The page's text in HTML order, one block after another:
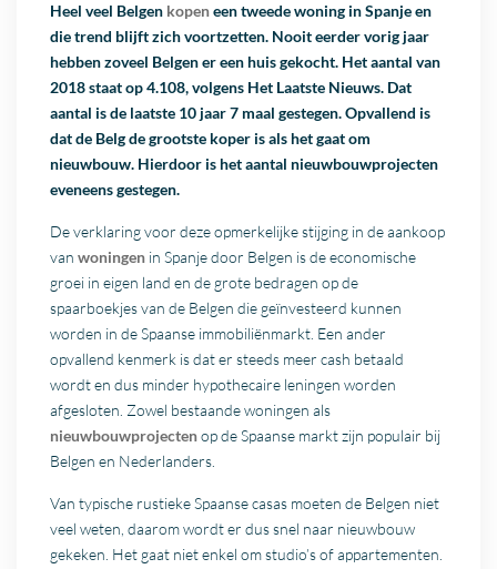
Heel veel Belgen kopeneen tweede woning in Spanje en
die trend blijft zich voortzetten. Nooit eerder vorig jaar
hebben zoveel Belgen er een huis gekocht. Het aantal van
2018 staat op 4.108, volgens Het Laatste Nieuws. Dat
aantal is de laatste 10 jaar 7 maal gestegen. Opvallend is
dat de Belg de grootste koper is als het gaat om
nieuwbouw. Hierdoor is het aantal nieuwbouwprojecten
eveneens gestegen.
De verklaring voor deze opmerkelijke stijging in de aankoop
vanwoningen in Spanje door Belgen is de economische
groei in eigen land en de grote bedragen op de
spaarboekjes van de Belgen die geïnvesteerd kunnen
worden in de Spaanse immobiliënmarkt. Een ander
opvallend kenmerk is dat er steeds meer cash betaald
wordt en dus minder hypothecaire leningen worden
afgesloten. Zowel bestaande woningen als
nieuwbouwprojectenop de Spaanse markt zijn populair bij
Belgen en Nederlanders.
Van typische rustieke Spaanse casas moeten de Belgen niet
veel weten, daarom wordt er dus snel naar nieuwbouw
gekeken. Het gaat niet enkel om studio’s of appartementen.